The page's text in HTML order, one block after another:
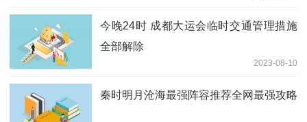
今晚24时 成都大运会临时交通管理措施
全部解除
2023-08-10
秦时明月沧海最强阵容推荐全网最强攻略